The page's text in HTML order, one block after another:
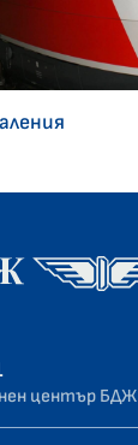
център БДЖ